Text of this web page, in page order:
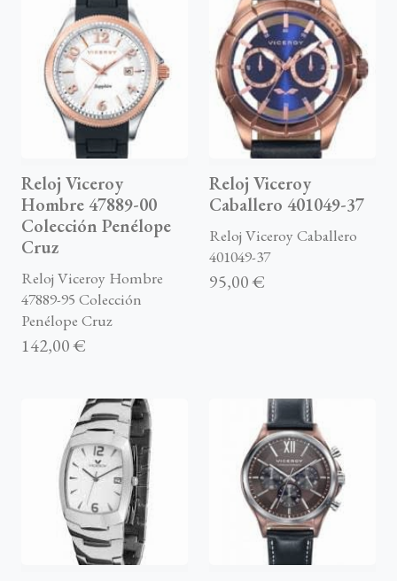
Reloj Viceroy
Hombre 47889-00
Colección Penélope
Cruz
Reloj Viceroy Hombre
47889-95 Colección
Penélope Cruz
142,00 €
Reloj Viceroy
Caballero 401049-37
Reloj Viceroy Caballero
401049-37
95,00 €